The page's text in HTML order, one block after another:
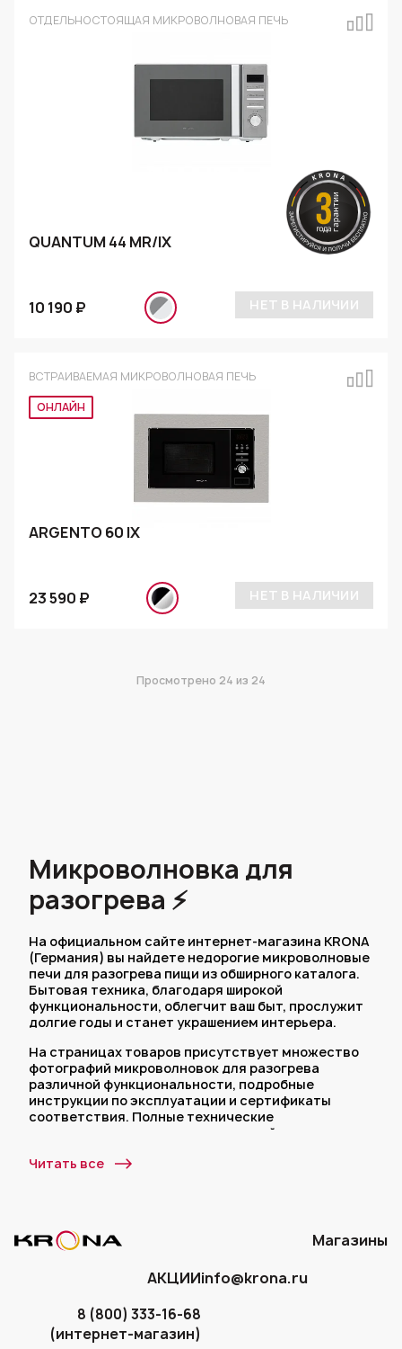
ОТДЕЛЬНОСТОЯЩАЯ МИКРОВОЛНОВАЯ ПЕЧЬ
QUANTUM 44 MR/IX
10 190 ₽ НЕТ В НАЛИЧИИ
ВСТРАИВАЕМАЯ МИКРОВОЛНОВАЯ ПЕЧЬ
ОНЛАЙН
ARGENTO 60 IX
23 590 ₽ НЕТ В НАЛИЧИИ
Просмотрено 24 из 24
Микроволновка для
разогрева ⚡
На официальном сайте интернет-магазина KRONA
(Германия) вы найдете недорогие микроволновые
печи для разогрева пищи из обширного каталога.
Бытовая техника, благодаря широкой
функциональности, облегчит ваш быт, прослужит
долгие годы и станет украшением интерьера.
На страницах товаров присутствует множество
фотографий микроволновок для разогрева
различной функциональности, подробные
инструкции по эксплуатации и сертификаты
соответствия. Полные технические
характеристики и описания изделий – вот залог
сайте KRONA. И еще несколько причины выбрать
Широкая география сервисных центров
охватывает всю территорию России, включая
Каждая третья семья Москвы стала
счастливым обладателем электроники от
нашей торговой марки.
Мы принимаем следующие виды оплаты:
Читать все
Магазины
АКЦИИinfo@krona.ru
8 (800) 333-16-68
(интернет-магазин)